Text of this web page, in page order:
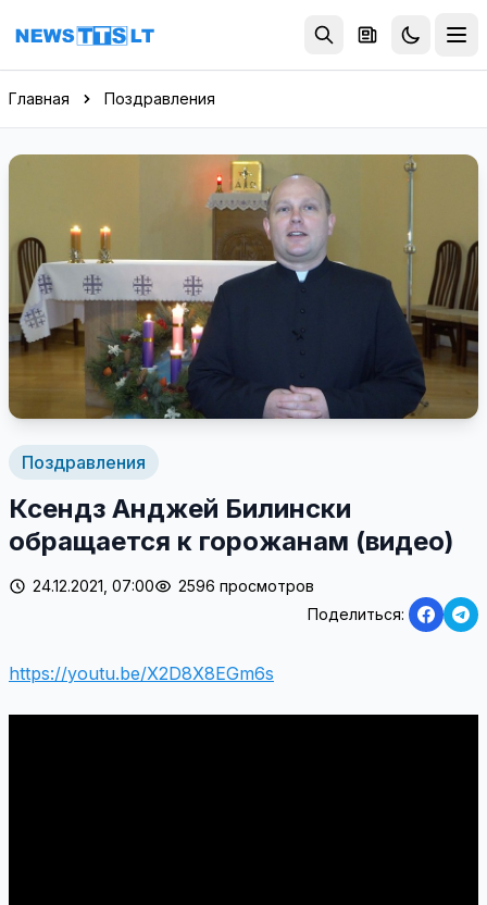
Перейти к содержимому
Главная Поздравления
Поздравления
Ксендз Анджей Билински
обращается к горожанам (видео)
24.12.2021, 07:00
2596 просмотров
Поделиться:
https://youtu.be/X2D8X8EGm6s